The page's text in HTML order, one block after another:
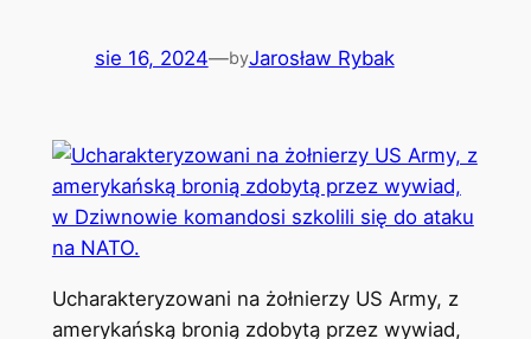
sie 16, 2024—byJarosław Rybak
Ucharakteryzowani na żołnierzy US Army, z
amerykańską bronią zdobytą przez wywiad,